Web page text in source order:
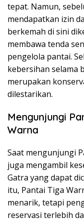
tepat. Namun,
mendapatkan izin
berkemah di sini
membawa tenda
pengelola pantai.
kebersihan selama
merupakan
dilestarikan.
Mengunjungi
Warna
Saat mengunjungi
juga mengambil
Gatra yang dapat
itu, Pantai Tiga
menarik, tetapi
reservasi terlebih